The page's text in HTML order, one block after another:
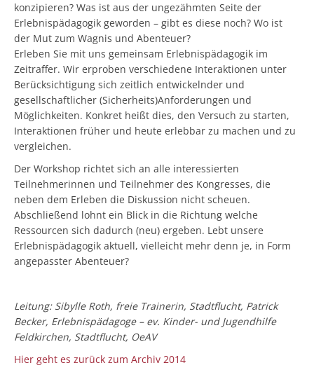
konzipieren? Was ist aus der ungezähmten Seite der
Erlebnispädagogik geworden – gibt es diese noch? Wo ist
der Mut zum Wagnis und Abenteuer?
Erleben Sie mit uns gemeinsam Erlebnispädagogik im
Zeitraffer. Wir erproben verschiedene Interaktionen unter
Berücksichtigung sich zeitlich entwickelnder und
gesellschaftlicher (Sicherheits)Anforderungen und
Möglichkeiten. Konkret heißt dies, den Versuch zu starten,
Interaktionen früher und heute erlebbar zu machen und zu
vergleichen.
Der Workshop richtet sich an alle interessierten
Teilnehmerinnen und Teilnehmer des Kongresses, die
neben dem Erleben die Diskussion nicht scheuen.
Abschließend lohnt ein Blick in die Richtung welche
Ressourcen sich dadurch (neu) ergeben. Lebt unsere
Erlebnispädagogik aktuell, vielleicht mehr denn je, in Form
angepasster Abenteuer?
Leitung: Sibylle Roth, freie Trainerin, Stadtflucht, Patrick
Becker, Erlebnispädagoge – ev. Kinder- und Jugendhilfe
Feldkirchen, Stadtflucht, OeAV
Hier geht es zurück zum Archiv 2014